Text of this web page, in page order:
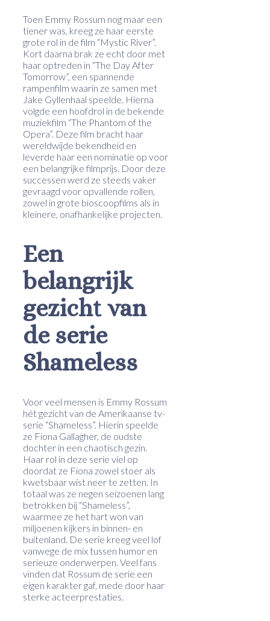
Toen Emmy Rossum nog maar een
tiener was, kreeg ze haar eerste
grote rol in de film “Mystic River”.
Kort daarna brak ze echt door met
haar optreden in “The Day After
Tomorrow”, een spannende
rampenfilm waarin ze samen met
Jake Gyllenhaal speelde. Hierna
volgde een hoofdrol in de bekende
muziekfilm “The Phantom of the
Opera”. Deze film bracht haar
wereldwijde bekendheid en
leverde haar een nominatie op voor
een belangrijke filmprijs. Door deze
successen werd ze steeds vaker
gevraagd voor opvallende rollen,
zowel in grote bioscoopfilms als in
kleinere, onafhankelijke projecten.
Een
belangrijk
gezicht van
de serie
Shameless
Voor veel mensen is Emmy Rossum
hét gezicht van de Amerikaanse tv-
serie “Shameless”. Hierin speelde
ze Fiona Gallagher, de oudste
dochter in een chaotisch gezin.
Haar rol in deze serie viel op
doordat ze Fiona zowel stoer als
kwetsbaar wist neer te zetten. In
totaal was ze negen seizoenen lang
betrokken bij “Shameless”,
waarmee ze het hart won van
miljoenen kijkers in binnen- en
buitenland. De serie kreeg veel lof
vanwege de mix tussen humor en
serieuze onderwerpen. Veel fans
vinden dat Rossum de serie een
eigen karakter gaf, mede door haar
sterke acteerprestaties.